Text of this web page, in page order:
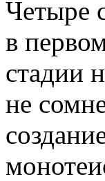
Четыре
в
стадии
не